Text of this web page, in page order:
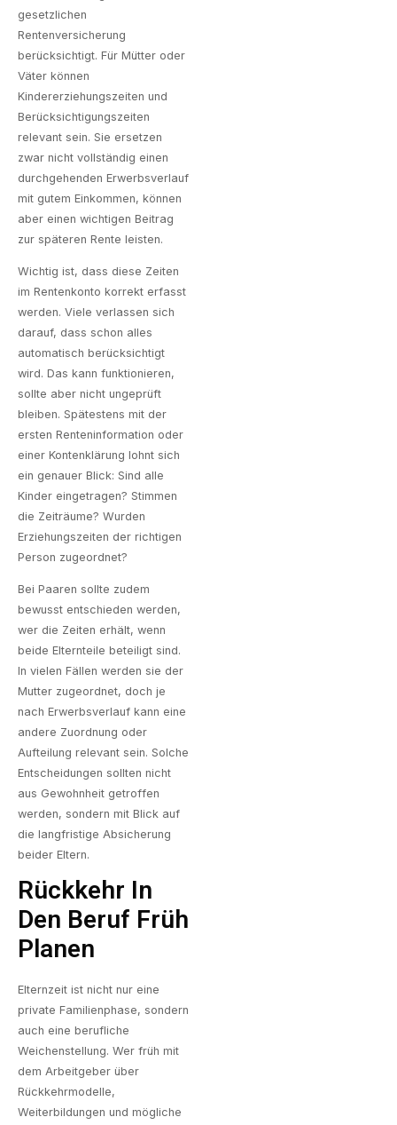
gesetzlichen
Rentenversicherung
berücksichtigt. Für Mütter oder
Väter können
Kindererziehungszeiten und
Berücksichtigungszeiten
relevant sein. Sie ersetzen
zwar nicht vollständig einen
durchgehenden Erwerbsverlauf
mit gutem Einkommen, können
aber einen wichtigen Beitrag
zur späteren Rente leisten.
Wichtig ist, dass diese Zeiten
im Rentenkonto korrekt erfasst
werden. Viele verlassen sich
darauf, dass schon alles
automatisch berücksichtigt
wird. Das kann funktionieren,
sollte aber nicht ungeprüft
bleiben. Spätestens mit der
ersten Renteninformation oder
einer Kontenklärung lohnt sich
ein genauer Blick: Sind alle
Kinder eingetragen? Stimmen
die Zeiträume? Wurden
Erziehungszeiten der richtigen
Person zugeordnet?
Bei Paaren sollte zudem
bewusst entschieden werden,
wer die Zeiten erhält, wenn
beide Elternteile beteiligt sind.
In vielen Fällen werden sie der
Mutter zugeordnet, doch je
nach Erwerbsverlauf kann eine
andere Zuordnung oder
Aufteilung relevant sein. Solche
Entscheidungen sollten nicht
aus Gewohnheit getroffen
werden, sondern mit Blick auf
die langfristige Absicherung
beider Eltern.
Rückkehr In
Den Beruf Früh
Planen
Elternzeit ist nicht nur eine
private Familienphase, sondern
auch eine berufliche
Weichenstellung. Wer früh mit
dem Arbeitgeber über
Rückkehrmodelle,
Weiterbildungen und mögliche